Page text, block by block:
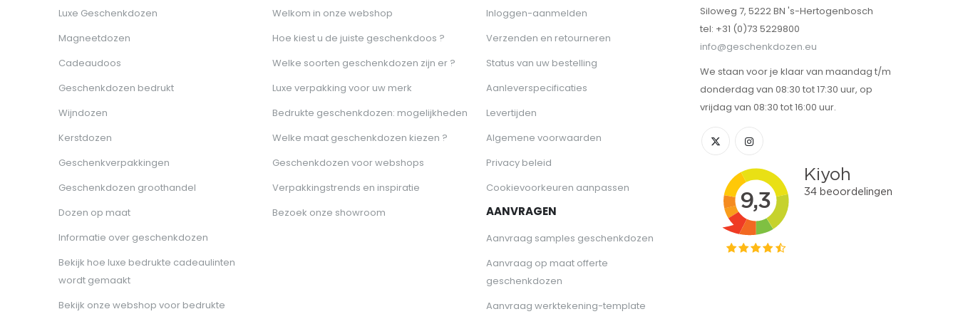
Luxe Geschenkdozen
Magneetdozen
Cadeaudoos
Geschenkdozen bedrukt
Wijndozen
Kerstdozen
Geschenkverpakkingen
Geschenkdozen groothandel
Dozen op maat
Informatie over geschenkdozen
Bekijk hoe luxe bedrukte cadeaulinten
wordt gemaakt
Bekijk onze webshop voor bedrukte
Welkom in onze webshop
Hoe kiest u de juiste geschenkdoos ?
Welke soorten geschenkdozen zijn er ?
Luxe verpakking voor uw merk
Bedrukte geschenkdozen: mogelijkheden
Welke maat geschenkdozen kiezen ?
Geschenkdozen voor webshops
Verpakkingstrends en inspiratie
Bezoek onze showroom
Inloggen-aanmelden
Verzenden en retourneren
Status van uw bestelling
Aanleverspecificaties
Levertijden
Algemene voorwaarden
Privacy beleid
Cookievoorkeuren aanpassen
AANVRAGEN
Aanvraag samples geschenkdozen
Aanvraag op maat offerte
geschenkdozen
Aanvraag werktekening-template
Siloweg 7, 5222 BN 's-Hertogenbosch
tel: +31 (0)73 5229800
info@geschenkdozen.eu
We staan voor je klaar van maandag t/m
donderdag van 08:30 tot 17:30 uur, op
vrijdag van 08:30 tot 16:00 uur.